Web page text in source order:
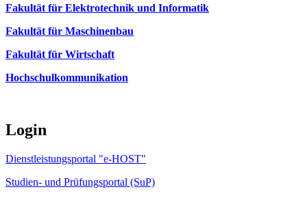
Fakultät für Elektrotechnik und Informatik
Fakultät für Maschinenbau
Fakultät für Wirtschaft
Hochschulkommunikation
Login
Dienstleistungsportal "e-HOST"
Studien- und Prüfungsportal (SuP)